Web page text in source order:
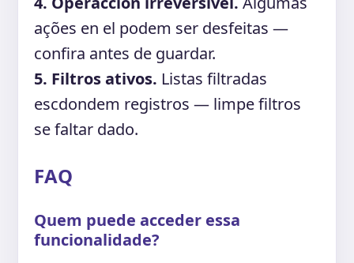
ações en el podem ser desfeitas —
confira antes de guardar.
5. Filtros ativos. Listas filtradas
escdondem registros — limpe filtros
se faltar dado.
FAQ
Quem puede acceder essa
funcionalidade?